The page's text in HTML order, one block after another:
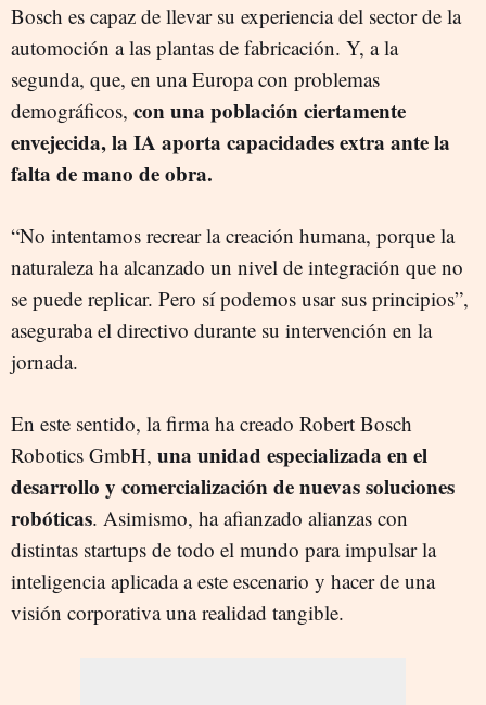
Bosch es capaz de llevar su experiencia del sector de la
automoción a las plantas de fabricación. Y, a la
segunda, que, en una Europa con problemas
demográficos, con una población ciertamente
envejecida, la IA aporta capacidades extra ante la
falta de mano de obra.
“No intentamos recrear la creación humana, porque la
naturaleza ha alcanzado un nivel de integración que no
se puede replicar. Pero sí podemos usar sus principios”,
aseguraba el directivo durante su intervención en la
jornada.
En este sentido, la firma ha creado Robert Bosch
Robotics GmbH, una unidad especializada en el
desarrollo y comercialización de nuevas soluciones
robóticas. Asimismo, ha afianzado alianzas con
distintas startups de todo el mundo para impulsar la
inteligencia aplicada a este escenario y hacer de una
visión corporativa una realidad tangible.